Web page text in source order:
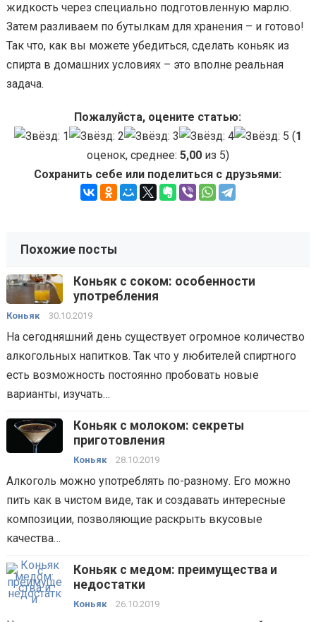
жидкость через специально подготовленную марлю.
Затем разливаем по бутылкам для хранения – и готово!
Так что, как вы можете убедиться, сделать коньяк из
спирта в домашних условиях – это вполне реальная
задача.
Пожалуйста, оцените статью:
(1
оценок, среднее: 5,00из 5)
Сохранить себе или поделиться с друзьями:
Похожие посты
Коньяк с соком: особенности
употребления
Коньяк 30.10.2019
На сегодняшний день существует огромное количество
алкогольных напитков. Так что у любителей спиртного
есть возможность постоянно пробовать новые
варианты, изучать…
Коньяк с молоком: секреты
приготовления
Коньяк 28.10.2019
Алкоголь можно употреблять по-разному. Его можно
пить как в чистом виде, так и создавать интересные
композиции, позволяющие раскрыть вкусовые
качества…
Коньяк с медом: преимущества и
недостатки
Коньяк 26.10.2019